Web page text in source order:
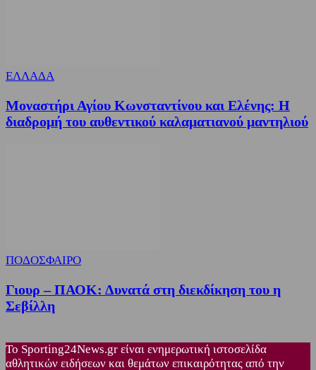
ΕΛΛΑΔΑ
Μοναστήρι Αγίου Κωνσταντίνου και Ελένης: Η
διαδρομή του αυθεντικού καλαματιανού μαντηλιού
ΠΟΔΟΣΦΑΙΡΟ
Γιουρ – ΠΑΟΚ: Δυνατά στη διεκδίκηση του η
Σεβίλλη
Το Sporting24News.gr είναι ενημερωτική ιστοσελίδα
αθλητικών ειδήσεων και θεμάτων επικαιρότητας από την